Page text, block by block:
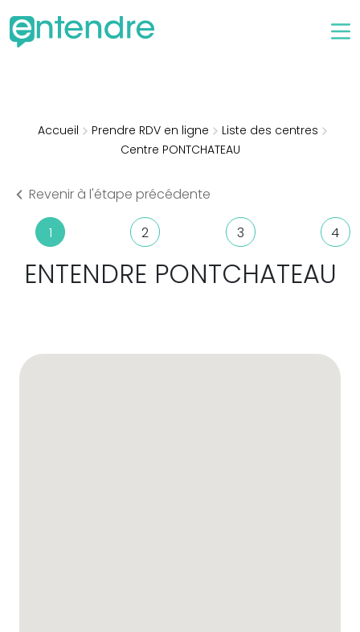
Accueil Prendre RDV en ligne
Liste des centres
Centre PONTCHATEAU
Revenir à l'étape précédente
1 2 3 4
ENTENDRE PONTCHATEAU